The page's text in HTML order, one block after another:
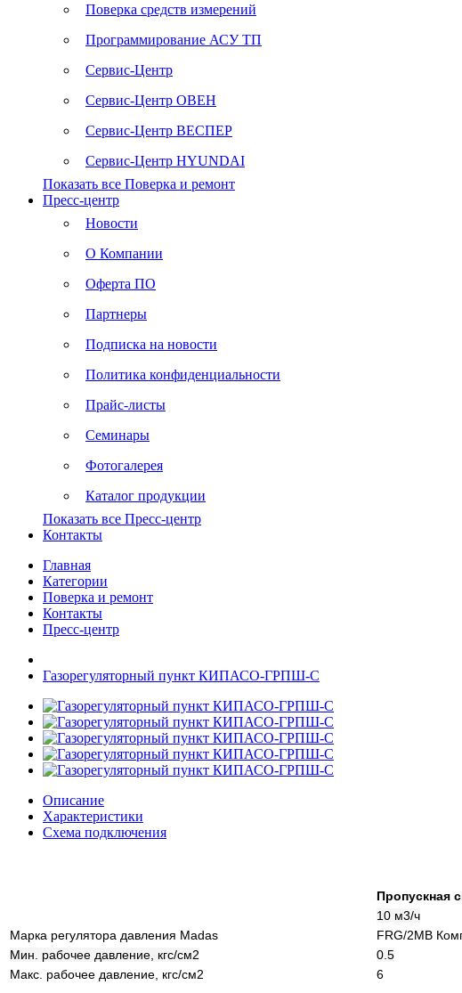
Поверка средств измерений
Программирование АСУ ТП
Сервис-Центр
Сервис-Центр ОВЕН
Сервис-Центр ВЕСПЕР
Сервис-Центр HYUNDAI
Показать все Поверка и ремонт
Пресс-центр
Новости
О Компании
Оферта ПО
Партнеры
Подписка на новости
Политика конфиденциальности
Прайс-листы
Семинары
Фотогалерея
Каталог продукции
Показать все Пресс-центр
Контакты
Главная
Категории
Поверка и ремонт
Контакты
Пресс-центр
Газорегуляторный пункт КИПАСО-ГРПШ-С
Описание
Характеристики
Схема подключения
Пропускная
10 м3/ч
Марка регулятора давления Madas
FRG/2MB
Мин. рабочее давление, кгс/см2
0.5
Макс. рабочее давление, кгс/см2
6